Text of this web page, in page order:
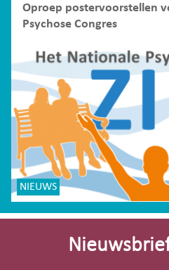
Oproep postervoorstellen
Psychose Congres
NIEUWS
Site-